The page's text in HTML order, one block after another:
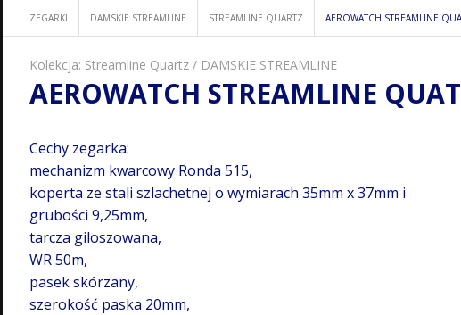
ZEGARKI DAMSKIE STREAMLINE STREAMLINE QUARTZ AEROWATCH STREAMLINE
Kolekcja: Streamline Quartz / DAMSKIE STREAMLINE
AEROWATCH STREAMLINE
Cechy zegarka:
mechanizm kwarcowy Ronda 515,
koperta ze stali szlachetnej o wymiarach 35mm x 37mm i
grubości 9,25mm,
tarcza giloszowana,
WR 50m,
pasek skórzany,
szerokość paska 20mm,